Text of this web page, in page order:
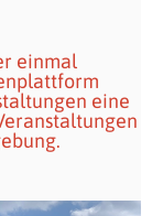
einmal
eine